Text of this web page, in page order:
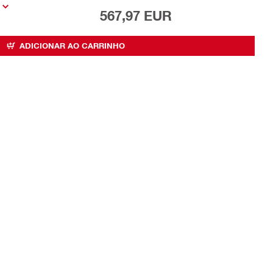
567,97 EUR
ADICIONAR AO CARRINHO